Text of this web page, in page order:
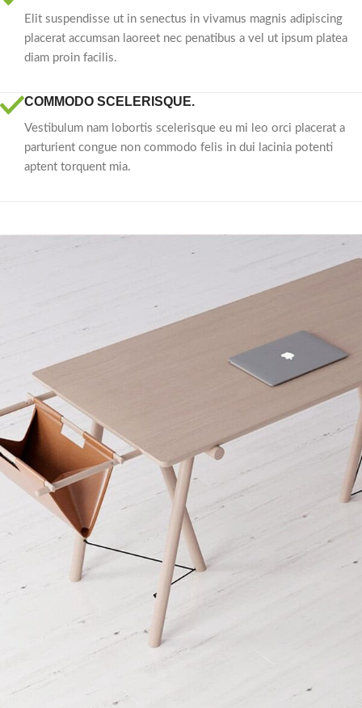
Elit suspendisse ut in senectus in vivamus magnis adipiscing
placerat accumsan laoreet nec penatibus a vel ut ipsum platea
diam proin facilis.
COMMODO SCELERISQUE.
Vestibulum nam lobortis scelerisque eu mi leo orci placerat a
parturient congue non commodo felis in dui lacinia potenti
aptent torquent mia.